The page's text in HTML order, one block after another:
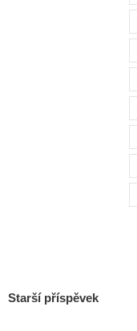
Starší příspěvek